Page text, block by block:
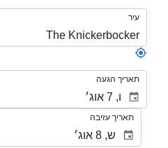
עיר
תאריך הגעה
תאריך עזיבה